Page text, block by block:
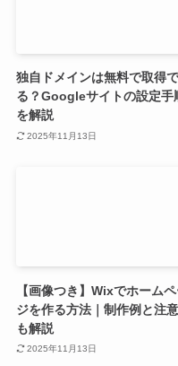
独自ドメインは無料で取得
る？Googleサイトの設定手
を解説
2025年11月13日
【画像つき】Wixでホーム
ジを作る方法｜制作例と注
も解説
2025年11月13日